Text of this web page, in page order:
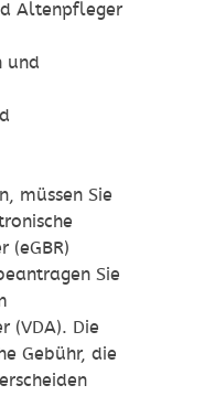
Altenpfleger
und
müssen Sie
(eGBR)
Sie
(VDA). Die
Gebühr, die